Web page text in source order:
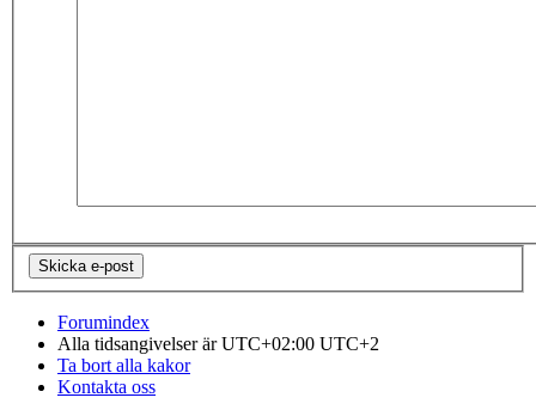
Forumindex
Alla tidsangivelser är UTC+02:00 UTC+2
Ta bort alla kakor
Kontakta oss